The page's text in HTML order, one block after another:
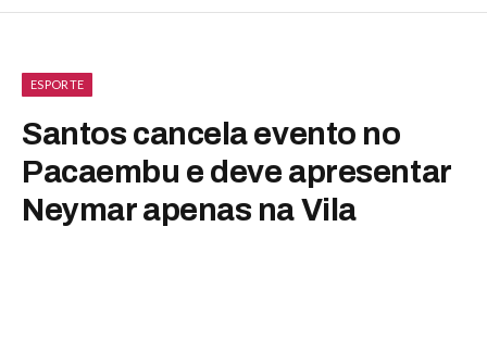
ESPORTE
Santos cancela evento no
Pacaembu e deve apresentar
Neymar apenas na Vila